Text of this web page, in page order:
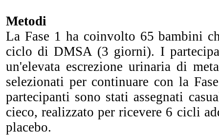
Metodi
La Fase 1 ha coinvolto 65 bambini
ciclo di DMSA (3 giorni). I
un'elevata escrezione urinaria di
selezionati per continuare con la
partecipanti sono stati assegnati
cieco, realizzato per ricevere 6 cicli
placebo.